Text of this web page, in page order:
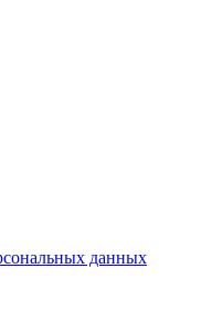
данных